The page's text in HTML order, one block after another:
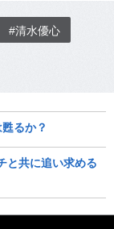
#清水優心
るか？
と共に追い求める